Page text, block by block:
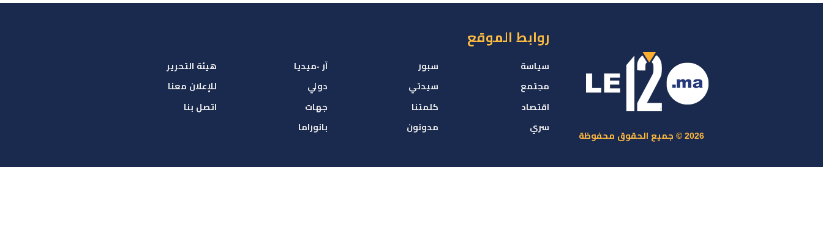
2026 © جميع الحقوق محفوظة
روابط الموقع
سياسة
مجتمع
اقتصاد
سري
سبور
سيدتي
كلمتنا
مدونون
آر -ميديا
دولي
جهات
بانوراما
هيئة التحرير
للإعلان معنا
اتصل بنا